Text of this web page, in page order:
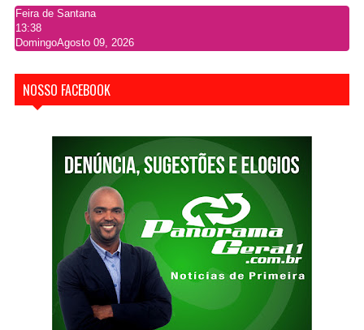
Feira de Santana
13:38
DomingoAgosto 09, 2026
NOSSO FACEBOOK